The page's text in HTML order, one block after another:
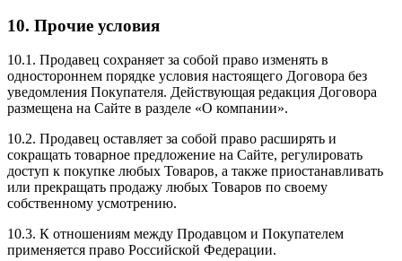
10. Прочие условия
10.1. Продавец сохраняет за собой право изменять в
одностороннем порядке условия настоящего Договора без
уведомления Покупателя. Действующая редакция Договора
размещена на Сайте в разделе «О компании».
10.2. Продавец оставляет за собой право расширять и
сокращать товарное предложение на Сайте, регулировать
доступ к покупке любых Товаров, а также приостанавливать
или прекращать продажу любых Товаров по своему
собственному усмотрению.
10.3. К отношениям между Продавцом и Покупателем
применяется право Российской Федерации.